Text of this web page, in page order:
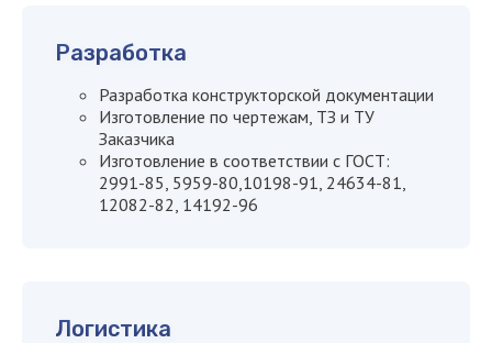
Разработка
Разработка конструкторской документации
Изготовление по чертежам, ТЗ и ТУ
Заказчика
Изготовление в соответствии с ГОСТ:
2991-85, 5959-80,10198-91, 24634-81,
12082-82, 14192-96
Логистика
Наш менеджер
свяжется с вами
в течение15 минут